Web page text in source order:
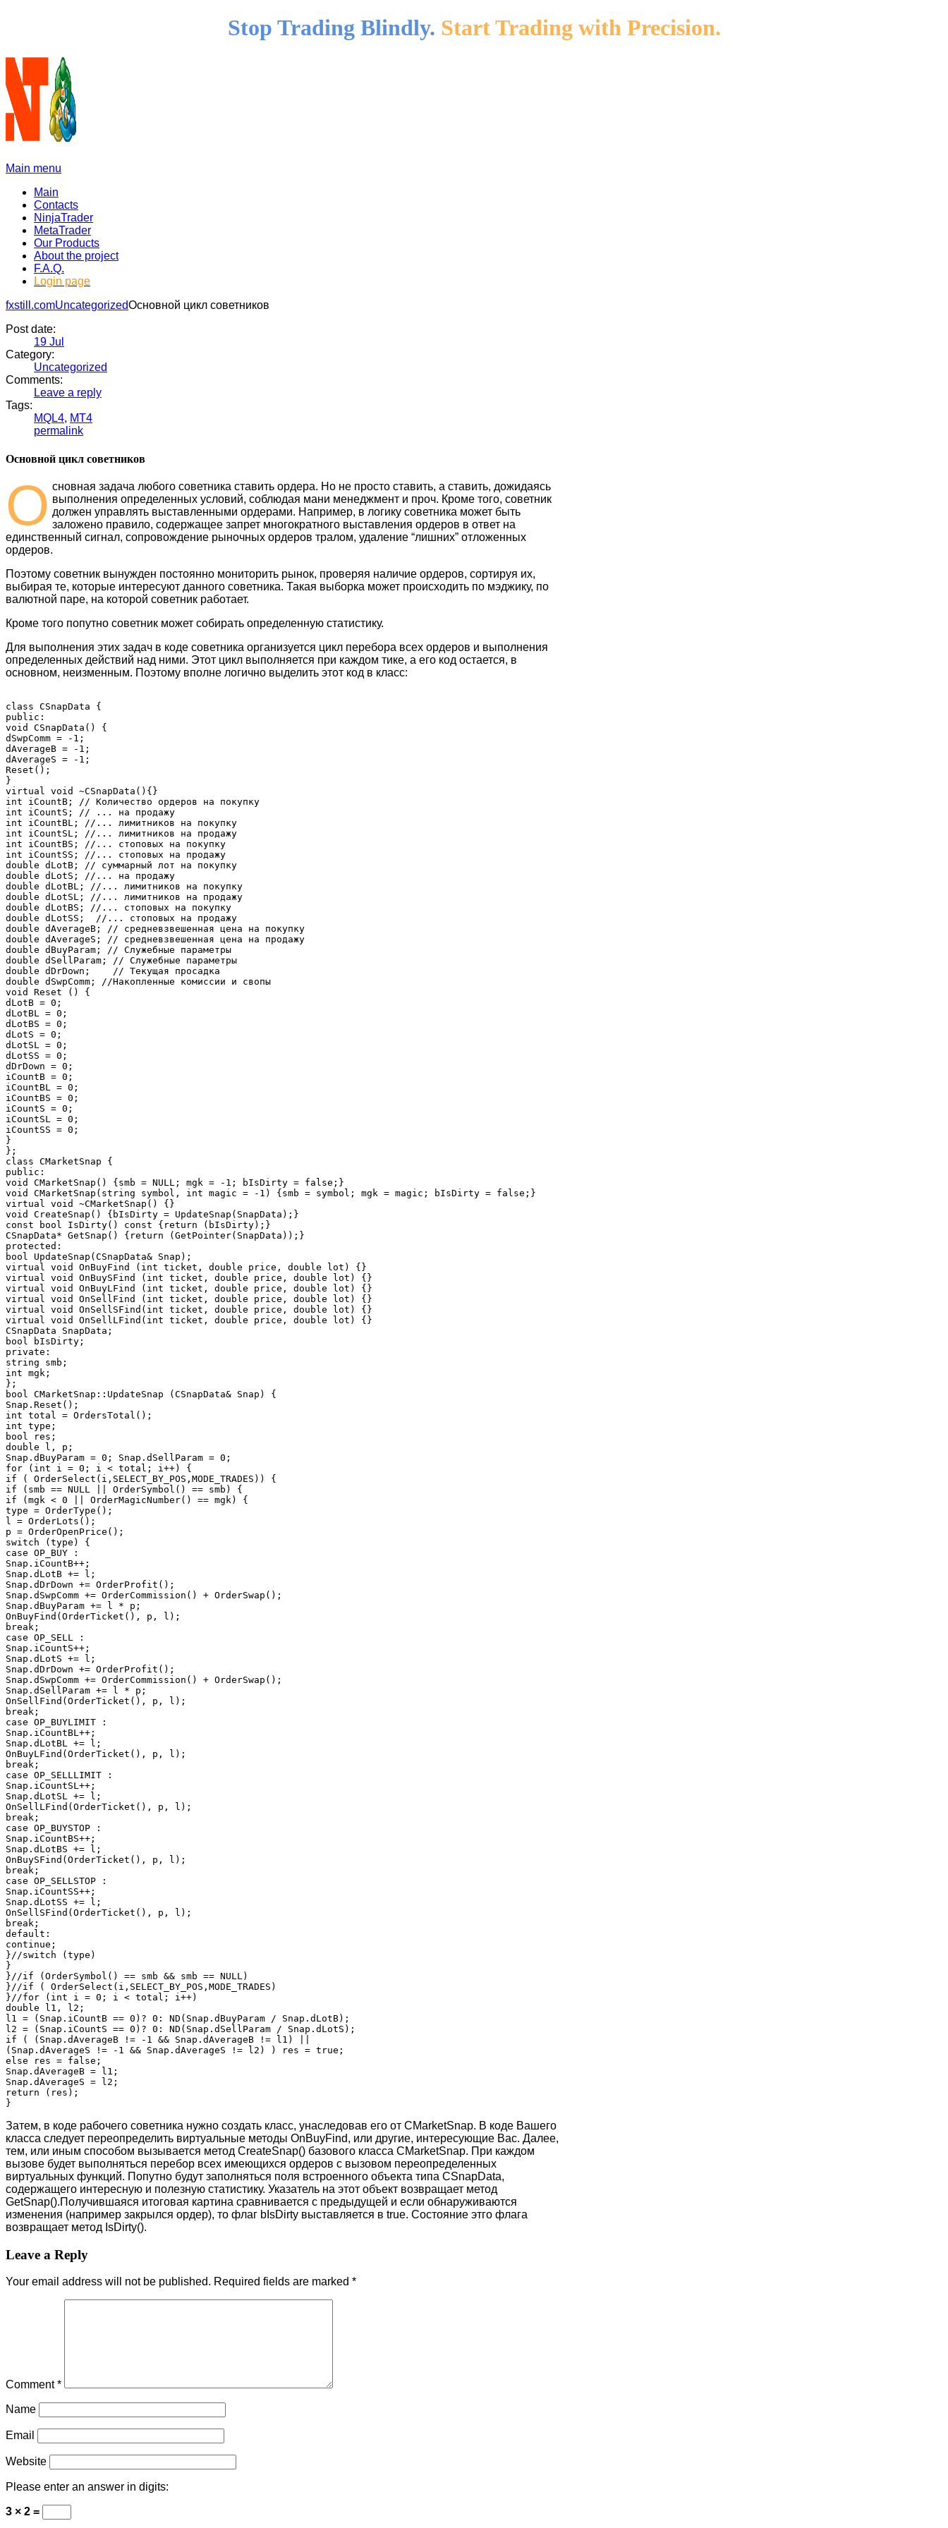
Stop Trading Blindly. Start Trading with Precision.
Main menu
Main
Contacts
NinjaTrader
MetaTrader
Our Products
About the project
F.A.Q.
Login page
fxstill.comUncategorizedОсновной цикл советников
Post date:
19 Jul
Category:
Uncategorized
Comments:
Leave a reply
Tags:
MQL4, MT4
permalink
Основной цикл советников
О сновная задача любого советника ставить ордера. Но не просто ставить, а ставить, дожидаясь
выполнения определенных условий, соблюдая мани менеджмент и проч. Кроме того, советник
должен управлять выставленными ордерами. Например, в логику советника может быть
заложено правило, содержащее запрет многократного выставления ордеров в ответ на
единственный сигнал, сопровождение рыночных ордеров тралом, удаление “лишних” отложенных
ордеров.
Поэтому советник вынужден постоянно мониторить рынок, проверяя наличие ордеров, сортируя их,
выбирая те, которые интересуют данного советника. Такая выборка может происходить по мэджику, по
валютной паре, на которой советник работает.
Кроме того попутно советник может собирать определенную статистику.
Для выполнения этих задач в коде советника организуется цикл перебора всех ордеров и выполнения
определенных действий над ними. Этот цикл выполняется при каждом тике, а его код остается, в
основном, неизменным. Поэтому вполне логично выделить этот код в класс:
class CSnapData {
public:
void CSnapData() {
dSwpComm = -1;
dAverageB = -1;
dAverageS = -1;
Reset();
}
virtual void ~CSnapData(){}
int iCountB; // Количество ордеров на покупку
int iCountS; // ... на продажу
int iCountBL; //... лимитников на покупку
int iCountSL; //... лимитников на продажу
int iCountBS; //... стоповых на покупку
int iCountSS; //... стоповых на продажу
double dLotB; // суммарный лот на покупку
double dLotS; //... на продажу
double dLotBL; //... лимитников на покупку
double dLotSL; //... лимитников на продажу
double dLotBS; //... стоповых на покупку
double dLotSS;  //... стоповых на продажу
double dAverageB; // средневзвешенная цена на покупку
double dAverageS; // средневзвешенная цена на продажу
double dBuyParam; // Служебные параметры
double dSellParam; // Служебные параметры
double dDrDown;    // Текущая просадка
double dSwpComm; //Накопленные комиссии и свопы
void Reset () {
dLotB = 0;
dLotBL = 0;
dLotBS = 0;
dLotS = 0;
dLotSL = 0;
dLotSS = 0;
dDrDown = 0;
iCountB = 0;
iCountBL = 0;
iCountBS = 0;
iCountS = 0;
iCountSL = 0;
iCountSS = 0;
}
};
class CMarketSnap {
public:
void CMarketSnap() {smb = NULL; mgk = -1; bIsDirty = false;}
void CMarketSnap(string symbol, int magic = -1) {smb = symbol; mgk = magic; bIsDirty = false;}
virtual void ~CMarketSnap() {}
void CreateSnap() {bIsDirty = UpdateSnap(SnapData);}
const bool IsDirty() const {return (bIsDirty);}
CSnapData* GetSnap() {return (GetPointer(SnapData));}
protected:
bool UpdateSnap(CSnapData& Snap);
virtual void OnBuyFind (int ticket, double price, double lot) {}
virtual void OnBuySFind (int ticket, double price, double lot) {}
virtual void OnBuyLFind (int ticket, double price, double lot) {}
virtual void OnSellFind (int ticket, double price, double lot) {}
virtual void OnSellSFind(int ticket, double price, double lot) {}
virtual void OnSellLFind(int ticket, double price, double lot) {}
CSnapData SnapData;
bool bIsDirty;
private:
string smb;
int mgk;
};
bool CMarketSnap::UpdateSnap (CSnapData& Snap) {
Snap.Reset();
int total = OrdersTotal();
int type;
bool res;
double l, p;
Snap.dBuyParam = 0; Snap.dSellParam = 0;
for (int i = 0; i < total; i++) {
if ( OrderSelect(i,SELECT_BY_POS,MODE_TRADES)) {
if (smb == NULL || OrderSymbol() == smb) {
if (mgk < 0 || OrderMagicNumber() == mgk) {
type = OrderType();
l = OrderLots();
p = OrderOpenPrice();
switch (type) {
case OP_BUY :
Snap.iCountB++;
Snap.dLotB += l;
Snap.dDrDown += OrderProfit();
Snap.dSwpComm += OrderCommission() + OrderSwap();
Snap.dBuyParam += l * p;
OnBuyFind(OrderTicket(), p, l);
break;
case OP_SELL :
Snap.iCountS++;
Snap.dLotS += l;
Snap.dDrDown += OrderProfit();
Snap.dSwpComm += OrderCommission() + OrderSwap();
Snap.dSellParam += l * p;
OnSellFind(OrderTicket(), p, l);
break;
case OP_BUYLIMIT :
Snap.iCountBL++;
Snap.dLotBL += l;
OnBuyLFind(OrderTicket(), p, l);
break;
case OP_SELLLIMIT :
Snap.iCountSL++;
Snap.dLotSL += l;
OnSellLFind(OrderTicket(), p, l);
break;
case OP_BUYSTOP :
Snap.iCountBS++;
Snap.dLotBS += l;
OnBuySFind(OrderTicket(), p, l);
break;
case OP_SELLSTOP :
Snap.iCountSS++;
Snap.dLotSS += l;
OnSellSFind(OrderTicket(), p, l);
break;
default:
continue;
}//switch (type)
}
}//if (OrderSymbol() == smb && smb == NULL)
}//if ( OrderSelect(i,SELECT_BY_POS,MODE_TRADES)
}//for (int i = 0; i < total; i++)
double l1, l2;
l1 = (Snap.iCountB == 0)? 0: ND(Snap.dBuyParam / Snap.dLotB);
l2 = (Snap.iCountS == 0)? 0: ND(Snap.dSellParam / Snap.dLotS);
if ( (Snap.dAverageB != -1 && Snap.dAverageB != l1) ||
(Snap.dAverageS != -1 && Snap.dAverageS != l2) ) res = true;
else res = false;
Snap.dAverageB = l1;
Snap.dAverageS = l2;
return (res);
Затем, в коде рабочего советника нужно создать класс, унаследовав его от CMarketSnap. В коде Вашего
класса следует переопределить виртуальные методы OnBuyFind, или другие, интересующие Вас. Далее,
тем, или иным способом вызывается метод CreateSnap() базового класса CMarketSnap. При каждом
вызове будет выполняться перебор всех имеющихся ордеров с вызовом переопределенных
виртуальных функций. Попутно будут заполняться поля встроенного объекта типа CSnapData,
содержащего интересную и полезную статистику. Указатель на этот объект возвращает метод
GetSnap().Получившаяся итоговая картина сравнивается с предыдущей и если обнаруживаются
изменения (например закрылся ордер), то флаг bIsDirty выставляется в true. Состояние этго флага
возвращает метод IsDirty().
Leave a Reply
Your email address will not be published. Required fields are marked *
Comment*
Name
Email
Website
Please enter an answer in digits:
3 × 2 =